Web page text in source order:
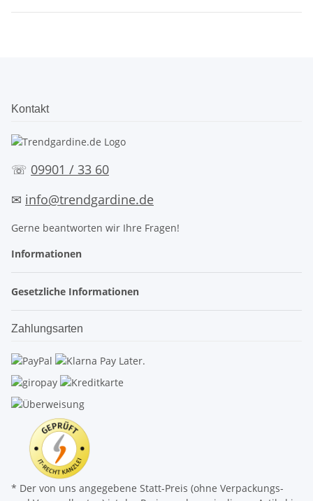
Kontakt
☏ 09901 / 33 60
✉ info@trendgardine.de
Gerne beantworten wir Ihre Fragen!
Informationen
Gesetzliche Informationen
Zahlungsarten
* Der von uns angegebene Statt-Preis (ohne Verpackungs-